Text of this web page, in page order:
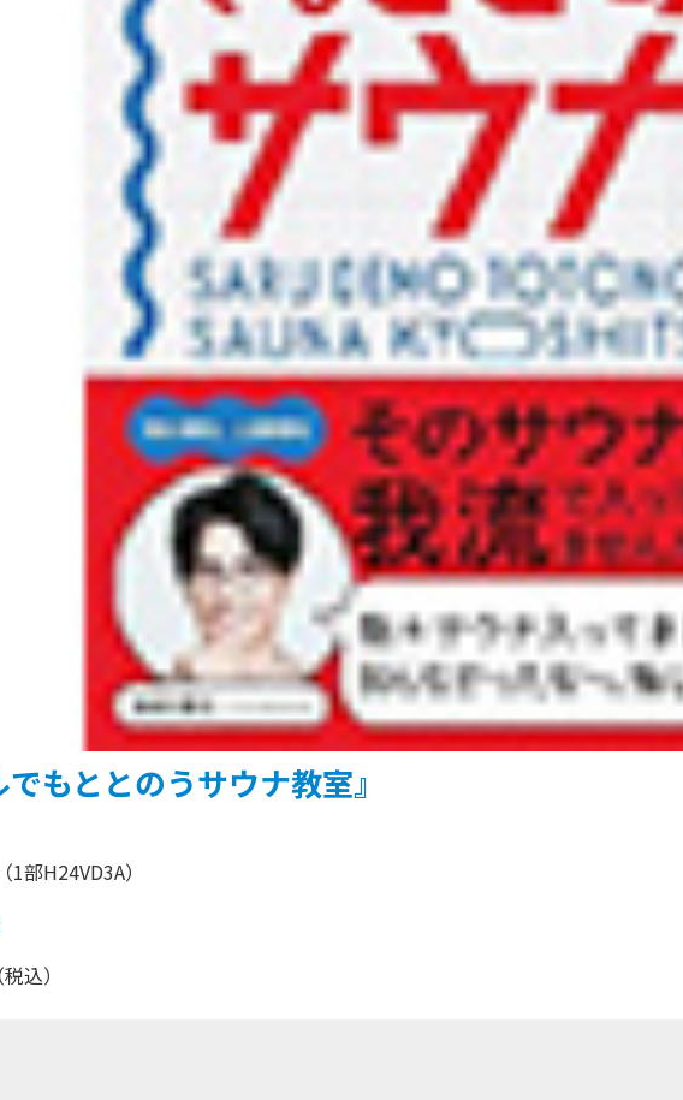
でもととのうサウナ教室』
1部H24VD3A）
込）